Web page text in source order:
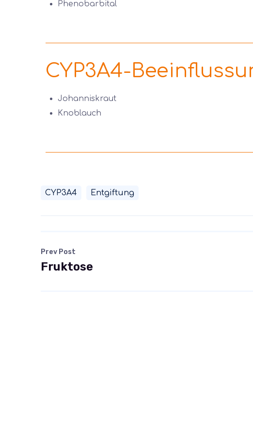
Phenobarbital
CYP3A4-
Johanniskraut
Knoblauch
CYP3A4 Entgiftung
Prev Post
Fruktose